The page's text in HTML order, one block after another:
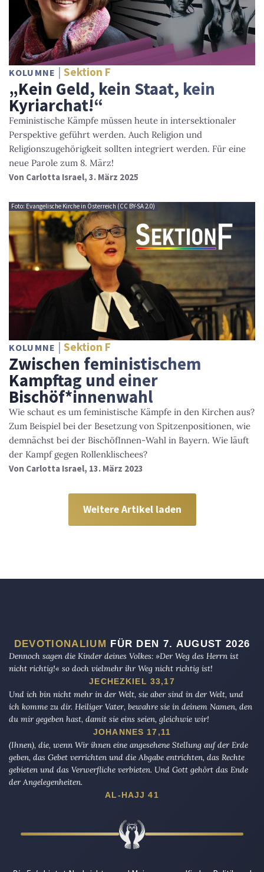
KOLUMNE Sektion F
„Kein Geld, kein Staat, kein
Kyriarchat!“
Feministische Kämpfe müssen heute in intersektionaler
Perspektive geführt werden. Auch Religion und
Religionszugehörigkeit sollten integriert werden. Für eine
neue Parole zum 8. März!
Von Carlotta Israel, 3. März 2025
Foto: Evangelische Kirche in Österreich (CC BY-SA 2.0)
KOLUMNE Sektion F
Zwischen feministischem
Kampftag und einer
Bischöf*innenwahl
Wie schaut es um feministische Kämpfe in den Kirchen aus?
Zum Beispiel bei der Besetzung von Spitzenpositionen, wie
demnächst bei der BischöfInnen-Wahl in Bayern. Wie läuft
der Kampf gegen Rollenklischees?
Von Carlotta Israel, 13. März 2023
Weitere Artikel laden
DEVOTIONALIUM FÜR DEN 7. AUGUST 2026
Dennoch sagen die Kinder deines Volkes: »Der Weg des Herrn ist
nicht richtig!« so doch vielmehr ihr Weg nicht richtig ist!
JECHEZKIEL 33,17
Und ich bin nicht mehr in der Welt, sie aber sind in der Welt, und
ich komme zu dir. Heiliger Vater, bewahre sie in deinem Namen, den
du mir gegeben hast, damit sie eins seien, gleichwie wir!
JOHANNES 17,11
(Ihnen), die, wenn Wir ihnen eine angesehene Stellung auf der Erde
geben, das Gebet verrichten und die Abgabe entrichten, das Rechte
gebieten und das Verwerfliche verbieten. Und Gott gehört das Ende
der Angelegenheiten.
AL-HAJJ 41